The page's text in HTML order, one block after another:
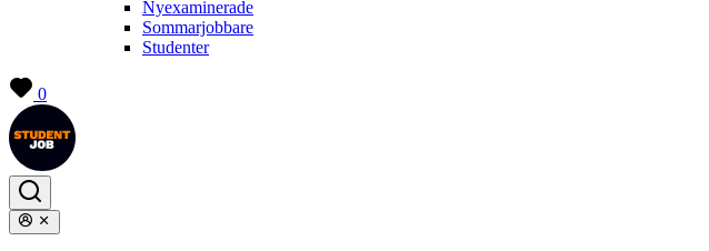
Nyexaminerade
Sommarjobbare
Studenter
0